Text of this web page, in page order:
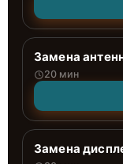
Замена
20 мин
Замена